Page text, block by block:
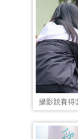
攝影競賽得